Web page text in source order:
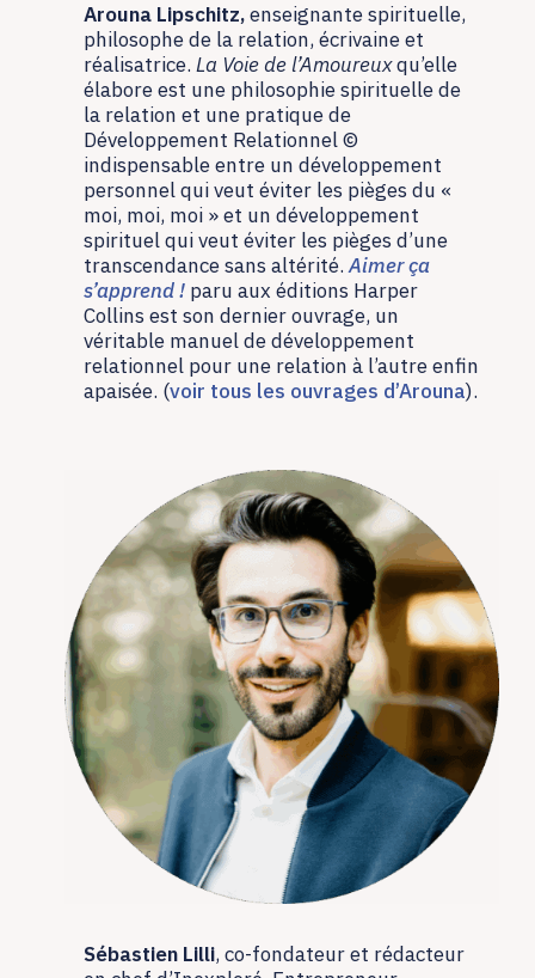
Arouna Lipschitz,enseignante spirituelle,
philosophe de la relation, écrivaine et
réalisatrice.La Voie de l’Amoureuxqu’elle
élabore est une philosophie spirituelle de
la relation et une pratique de
Développement Relationnel ©
indispensable entre un développement
personnel qui veut éviter les pièges du «
moi, moi, moi » et un développement
spirituel qui veut éviter les pièges d’une
transcendance sans altérité.Aimer ça
s’apprend ! paru aux éditions Harper
Collins est son dernier ouvrage, un
véritable manuel de développement
relationnel pour une relation à l’autre enfin
apaisée. (voir tous les ouvrages d’Arouna).
Sébastien Lilli, co-fondateur et rédacteur